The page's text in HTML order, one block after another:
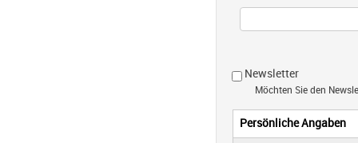
Newsletter
Möchten Sie den
Vertikale
Persönliche Angaben
(aktiver Reiter)